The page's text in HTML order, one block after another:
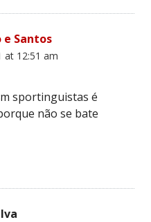
e Santos
at 12:51 am
sportinguistas é
não se bate